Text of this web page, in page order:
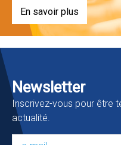
En savoir plus
Newsletter
Inscrivez-vous pour être
actualité.